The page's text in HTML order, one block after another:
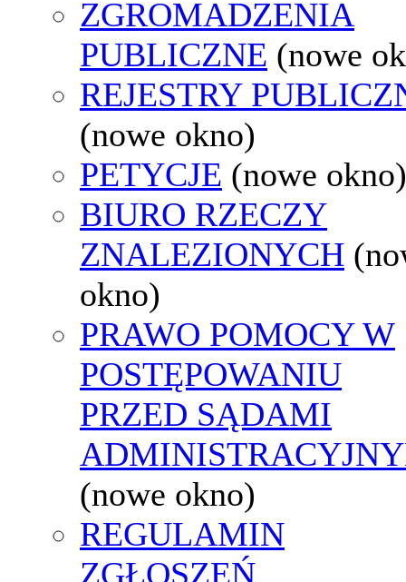
ZGROMADZENIA
PUBLICZNE (nowe
REJESTRY
(nowe okno)
PETYCJE (nowe okno)
BIURO RZECZY
ZNALEZIONYCH
okno)
PRAWO POMOCY W
POSTĘPOWANIU
PRZED SĄDAMI
(nowe okno)
REGULAMIN
ZGŁOSZEŃ